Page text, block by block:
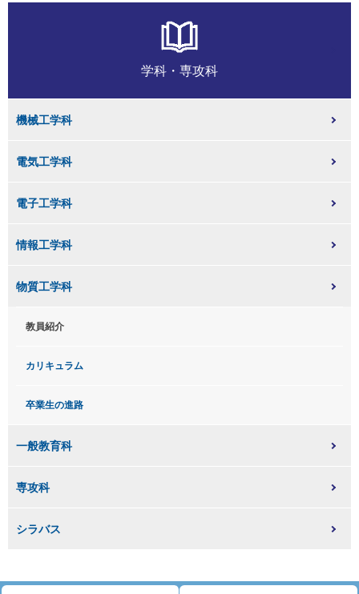
学科・専攻科
機械工学科
電気工学科
電子工学科
情報工学科
物質工学科
教員紹介
カリキュラム
卒業生の進路
一般教育科
専攻科
シラバス